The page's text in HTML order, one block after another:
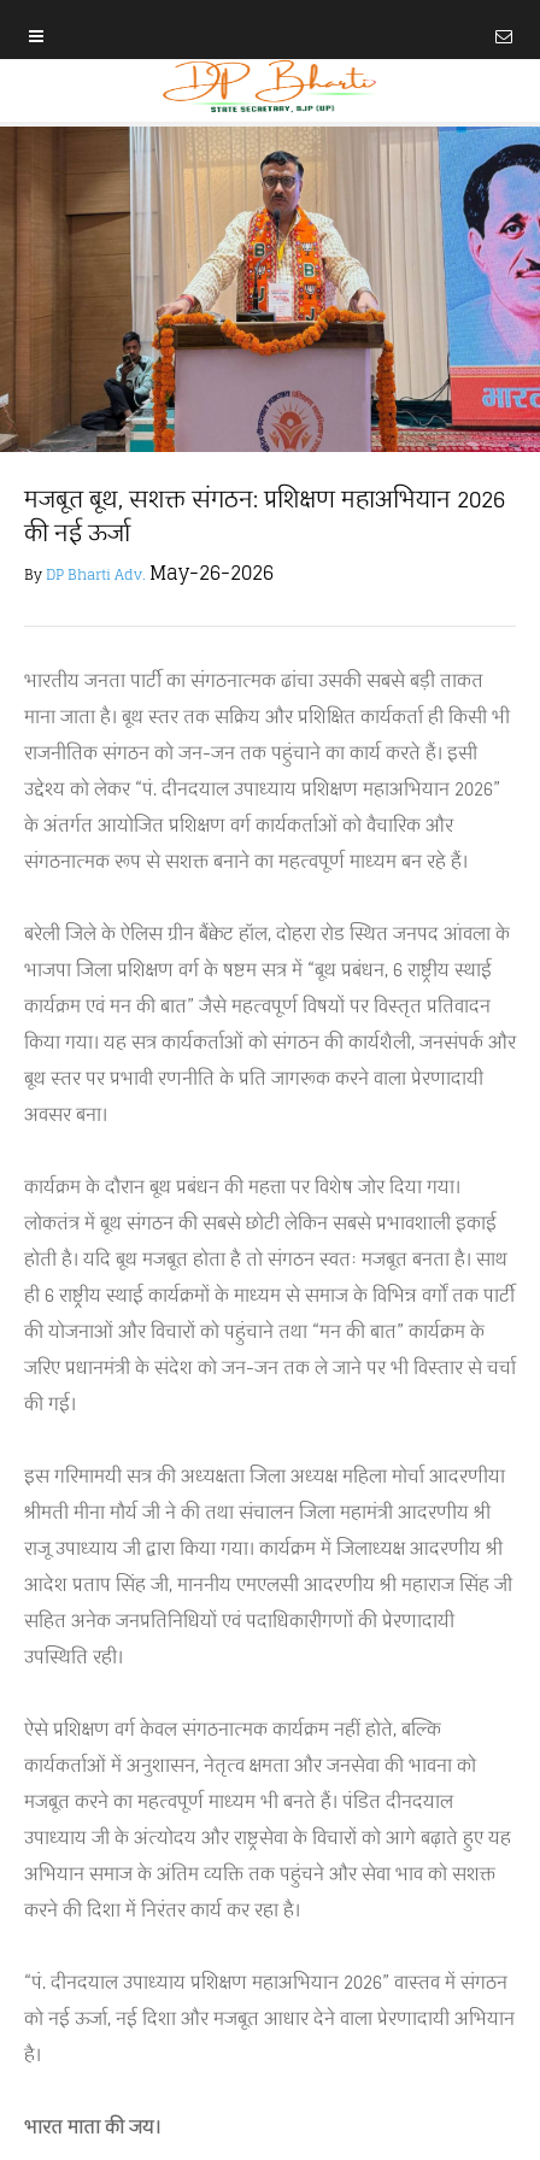
मजबूत बूथ, सशक्त संगठन: प्रशिक्षण महाअभियान 2026
की नई ऊर्जा
ByDP Bharti Adv. May-26-2026
भारतीय जनता पार्टी का संगठनात्मक ढांचा उसकी सबसे बड़ी ताकत
माना जाता है। बूथ स्तर तक सक्रिय और प्रशिक्षित कार्यकर्ता ही किसी भी
राजनीतिक संगठन को जन-जन तक पहुंचाने का कार्य करते हैं। इसी
उद्देश्य को लेकर “पं. दीनदयाल उपाध्याय प्रशिक्षण महाअभियान 2026”
के अंतर्गत आयोजित प्रशिक्षण वर्ग कार्यकर्ताओं को वैचारिक और
संगठनात्मक रूप से सशक्त बनाने का महत्वपूर्ण माध्यम बन रहे हैं।
बरेली जिले के ऐलिस ग्रीन बैंक्वेट हॉल, दोहरा रोड स्थित जनपद आंवला के
भाजपा जिला प्रशिक्षण वर्ग के षष्टम सत्र में “बूथ प्रबंधन, 6 राष्ट्रीय स्थाई
कार्यक्रम एवं मन की बात” जैसे महत्वपूर्ण विषयों पर विस्तृत प्रतिवादन
किया गया। यह सत्र कार्यकर्ताओं को संगठन की कार्यशैली, जनसंपर्क और
बूथ स्तर पर प्रभावी रणनीति के प्रति जागरूक करने वाला प्रेरणादायी
अवसर बना।
कार्यक्रम के दौरान बूथ प्रबंधन की महत्ता पर विशेष जोर दिया गया।
लोकतंत्र में बूथ संगठन की सबसे छोटी लेकिन सबसे प्रभावशाली इकाई
होती है। यदि बूथ मजबूत होता है तो संगठन स्वतः मजबूत बनता है। साथ
ही 6 राष्ट्रीय स्थाई कार्यक्रमों के माध्यम से समाज के विभिन्न वर्गों तक पार्टी
की योजनाओं और विचारों को पहुंचाने तथा “मन की बात” कार्यक्रम के
जरिए प्रधानमंत्री के संदेश को जन-जन तक ले जाने पर भी विस्तार से चर्चा
की गई।
इस गरिमामयी सत्र की अध्यक्षता जिला अध्यक्ष महिला मोर्चा आदरणीया
श्रीमती मीना मौर्य जी ने की तथा संचालन जिला महामंत्री आदरणीय श्री
राजू उपाध्याय जी द्वारा किया गया। कार्यक्रम में जिलाध्यक्ष आदरणीय श्री
आदेश प्रताप सिंह जी, माननीय एमएलसी आदरणीय श्री महाराज सिंह जी
सहित अनेक जनप्रतिनिधियों एवं पदाधिकारीगणों की प्रेरणादायी
उपस्थिति रही।
ऐसे प्रशिक्षण वर्ग केवल संगठनात्मक कार्यक्रम नहीं होते, बल्कि
कार्यकर्ताओं में अनुशासन, नेतृत्व क्षमता और जनसेवा की भावना को
मजबूत करने का महत्वपूर्ण माध्यम भी बनते हैं। पंडित दीनदयाल
उपाध्याय जी के अंत्योदय और राष्ट्रसेवा के विचारों को आगे बढ़ाते हुए यह
अभियान समाज के अंतिम व्यक्ति तक पहुंचने और सेवा भाव को सशक्त
करने की दिशा में निरंतर कार्य कर रहा है।
“पं. दीनदयाल उपाध्याय प्रशिक्षण महाअभियान 2026” वास्तव में संगठन
को नई ऊर्जा, नई दिशा और मजबूत आधार देने वाला प्रेरणादायी अभियान
है।
भारत माता की जय।